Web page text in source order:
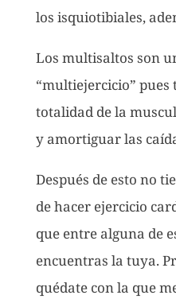
los isquiotibiales,
Los multisaltos son
“multiejercicio”
totalidad de la
y amortiguar las
Después de esto no
de hacer ejercicio
que entre alguna de
encuentras la tuya.
quédate con la que